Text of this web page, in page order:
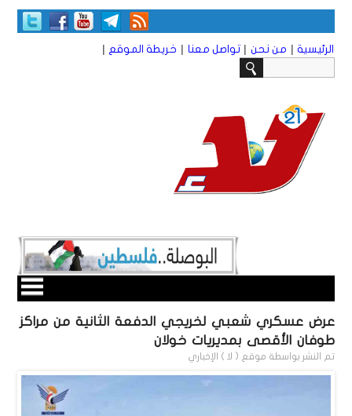
الرئيسية | من نحن | تواصل معنا | خريطة الموقع |
عرض عسكري شعبي لخريجي الدفعة الثانية من مراكز
طوفان الأقصى بمديريات خولان
تم النشر بواسطة موقع ( لا ) الإخباري